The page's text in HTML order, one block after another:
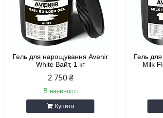
Гель для нарощування Avenir
White Вайт, 1 кг
2 750 ₴
В наявності
Купити
Гель
Milk